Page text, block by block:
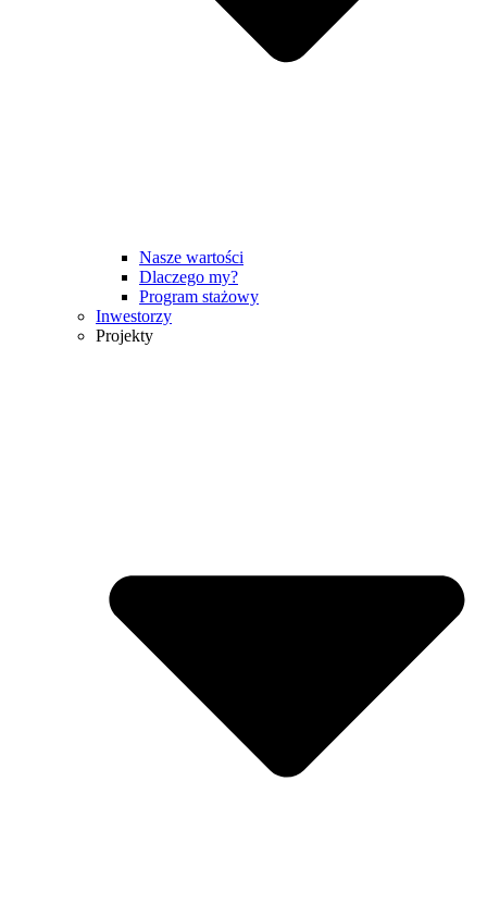
Nasze wartości
Dlaczego my?
Program stażowy
Inwestorzy
Projekty